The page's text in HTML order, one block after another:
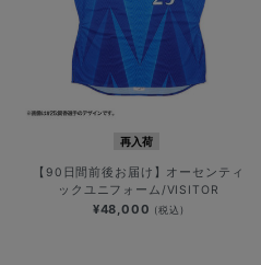
再入荷
【90日間前後お届け】オーセンティ
ックユニフォーム/VISITOR
¥48,000 (税込)